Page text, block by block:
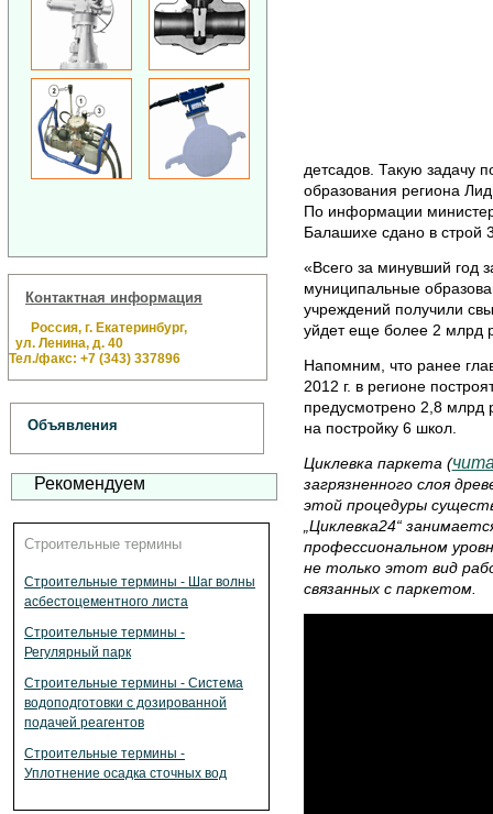
Контактная информация
Россия, г. Екатеринбург,
ул. Ленина, д. 40
Тел./факс: +7 (343) 337896
Объявления
Рекомендуем
Строительные термины
Строительные термины - Шаг волны
асбестоцементного листа
Строительные термины -
Регулярный парк
Строительные термины - Система
водоподготовки с дозированной
подачей реагентов
Строительные термины -
Уплотнение осадка сточных вод
детсадов. Такую задачу
образования региона
По информации
Балашихе сдано в строй
«Всего за минувший год
муниципальные
учреждений получили
уйдет еще более 2 млрд
Напомним, что ранее
2012 г. в регионе
предусмотрено 2,8 млрд
на постройку 6 школ.
Циклевка паркета (
загрязненного слоя
этой процедуры
„Циклевка24“
профессиональном
не только этот вид
связанных с паркетом.